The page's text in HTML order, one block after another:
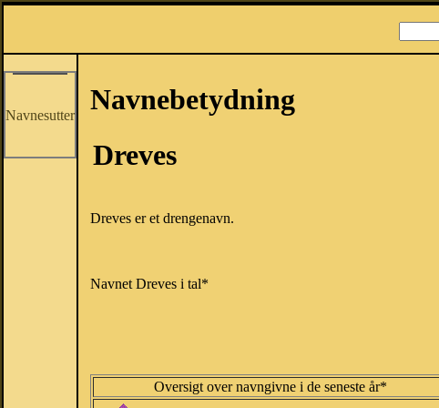
Navnesutter
Navnebetydning
Dreves
Dreves er et drengenavn.
Navnet Dreves i tal*
Oversigt over navngivne i de seneste år*